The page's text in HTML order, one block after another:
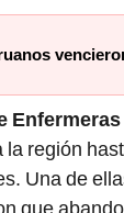
región
Una de
que